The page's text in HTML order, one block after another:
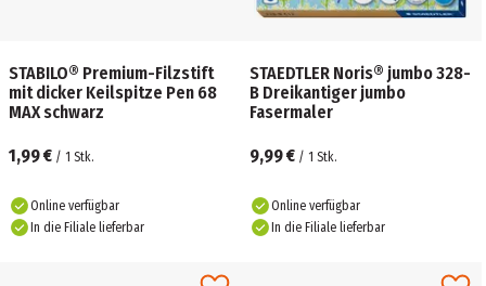
STABILO® Premium-Filzstift
mit dicker Keilspitze Pen 68
MAX schwarz
1,99 € / 1 Stk.
Online verfügbar
In die Filiale lieferbar
STAEDTLER Noris® jumbo 328-
B Dreikantiger jumbo
Fasermaler
9,99 € / 1 Stk.
Online verfügbar
In die Filiale lieferbar